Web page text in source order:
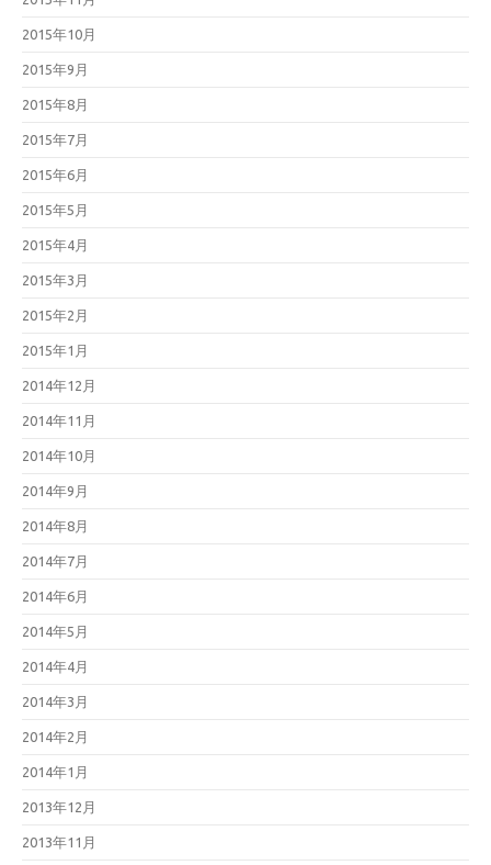
2015年10月
2015年9月
2015年8月
2015年7月
2015年6月
2015年5月
2015年4月
2015年3月
2015年2月
2015年1月
2014年12月
2014年11月
2014年10月
2014年9月
2014年8月
2014年7月
2014年6月
2014年5月
2014年4月
2014年3月
2014年2月
2014年1月
2013年12月
2013年11月